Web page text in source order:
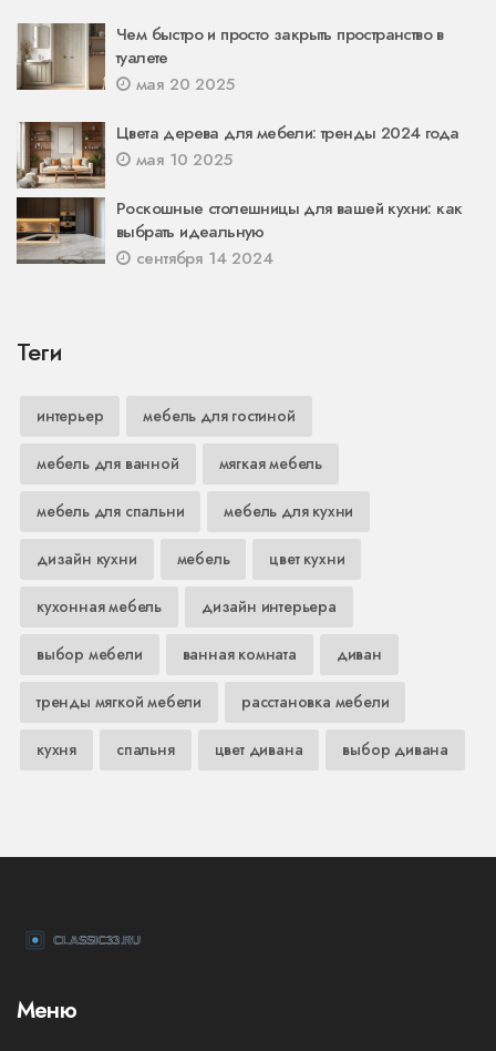
Чем быстро и просто закрыть пространство в
туалете
мая 20 2025
Цвета дерева для мебели: тренды 2024 года
мая 10 2025
Роскошные столешницы для вашей кухни: как
выбрать идеальную
сентября 14 2024
Теги
интерьер мебель для гостиной
мебель для ванной мягкая мебель
мебель для спальни мебель для кухни
дизайн кухни мебель цвет кухни
кухонная мебель дизайн интерьера
выбор мебели ванная комната диван
тренды мягкой мебели расстановка мебели
кухня спальня цвет дивана выбор дивана
Меню